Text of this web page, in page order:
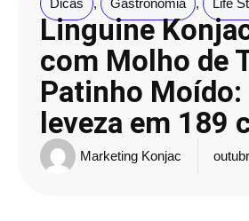
Dicas , Gastronomia , Life
Linguine
com Molho de
Patinho Moído:
leveza em 189
Marketing Konjac